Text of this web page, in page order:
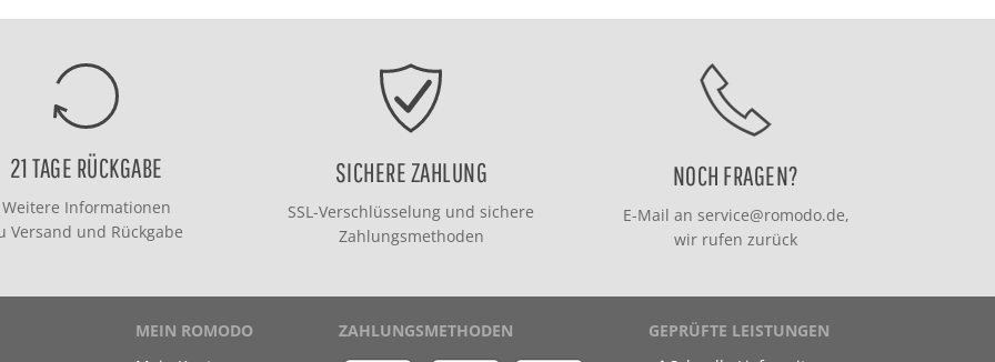
21 TAGE RÜCKGABE
Weitere Informationen
Versand und Rückgabe
SICHERE ZAHLUNG
SSL-Verschlüsselung und sichere
Zahlungsmethoden
NOCH FRAGEN?
E-Mail an service@romodo.de,
wir rufen zurück
MEIN ROMODO
ZAHLUNGSMETHODEN
GEPRÜFTE LEISTUNGEN